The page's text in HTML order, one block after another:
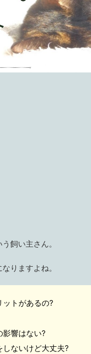
飼い主さん。
りますよね。
トがあるの?
影響はない?
ないけど大丈夫?